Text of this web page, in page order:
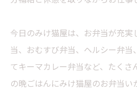
今日のみけ猫屋は、お弁当が充実
当、おむすび弁当、ヘルシー弁当
てキーマカレー弁当など、たくさ
の晩ごはんにみけ猫屋のお弁当い